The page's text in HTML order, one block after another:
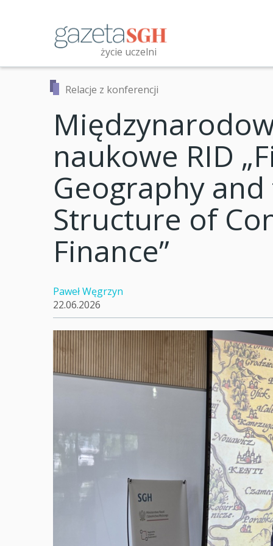
życie uczelni
Przeszukaj witrynę
Relacje z konferencji
naukowe RID
Geography
Structure of
Finance”
Paweł Węgrzyn
22.06.2026